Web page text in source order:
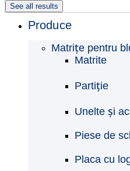
See all results
Produce
Matrițe pentru
Matrite
Partiție
Unelte și
Piese de
Placa cu